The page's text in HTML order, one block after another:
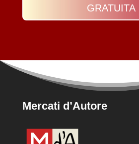
GRATUITA
Mercati d’Autore